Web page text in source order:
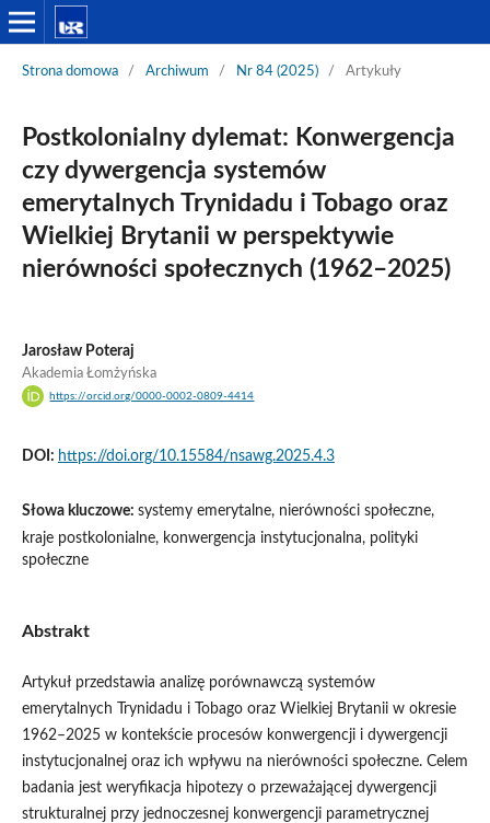
Strona domowa / Archiwum / Nr 84 (2025) / Artykuły
Postkolonialny dylemat: Konwergencja
czy dywergencja systemów
emerytalnych Trynidadu i Tobago oraz
Wielkiej Brytanii w perspektywie
nierówności społecznych (1962–2025)
Jarosław Poteraj
Akademia Łomżyńska
https://orcid.org/0000-0002-0809-4414
DOI: https://doi.org/10.15584/nsawg.2025.4.3
Słowa kluczowe: systemy emerytalne, nierówności społeczne,
kraje postkolonialne, konwergencja instytucjonalna, polityki
społeczne
Abstrakt
Artykuł przedstawia analizę porównawczą systemów
emerytalnych Trynidadu i Tobago oraz Wielkiej Brytanii w okresie
1962–2025 w kontekście procesów konwergencji i dywergencji
instytucjonalnej oraz ich wpływu na nierówności społeczne. Celem
badania jest weryfikacja hipotezy o przeważającej dywergencji
strukturalnej przy jednoczesnej konwergencji parametrycznej